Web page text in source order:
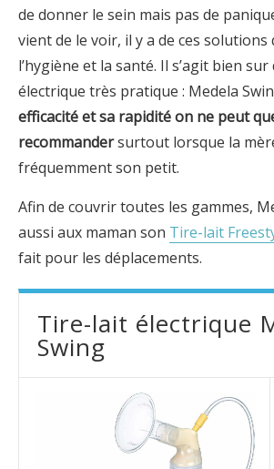
de donner le sein mais pas de
vient de le voir, il y a de ces
l’hygiène et la santé. Il s’agit bien
électrique très pratique : Medela
efficacité et sa rapidité on ne peut
recommandersurtout lorsque la
fréquemment son petit.
Afin de couvrir toutes les gammes,
aussi aux maman son Tire-lait
fait pour les déplacements.
Tire-lait électrique
Swing